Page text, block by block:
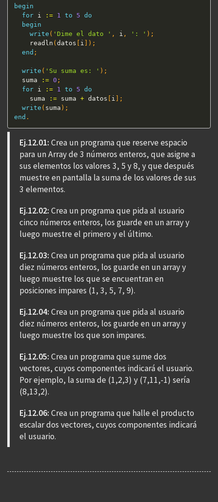
begin
for i := 1 to 5 do
begin
write ( 'Dime el dato ' , i , ': ' ) ;
    readln
( datos i ) ;
end ;
write ( 'Su suma es: ' ) ;
  suma
:= 0 ;
for i := 1 to 5 do
    suma
:= suma + datos i
;
write ( suma ) ;
end .
Ej.12.01: Crea un programa que reserve espacio
para un Array de 3 números enteros, que asigne a
sus elementos los valores 3, 5 y 8, y que después
muestre en pantalla la suma de los valores de sus
3 elementos.
Ej.12.02: Crea un programa que pida al usuario
cinco números enteros, los guarde en un array y
luego muestre el primero y el último.
Ej.12.03: Crea un programa que pida al usuario
diez números enteros, los guarde en un array y
luego muestre los que se encuentran en
posiciones impares (1, 3, 5, 7, 9).
Ej.12.04: Crea un programa que pida al usuario
diez números enteros, los guarde en un array y
luego muestre los que son impares.
Ej.12.05: Crea un programa que sume dos
vectores, cuyos componentes indicará el usuario.
Por ejemplo, la suma de (1,2,3) y (7,11,-1) sería
(8,13,2).
Ej.12.06: Crea un programa que halle el producto
escalar dos vectores, cuyos componentes indicará
el usuario.